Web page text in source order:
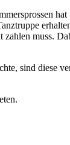
muss.
sind diese